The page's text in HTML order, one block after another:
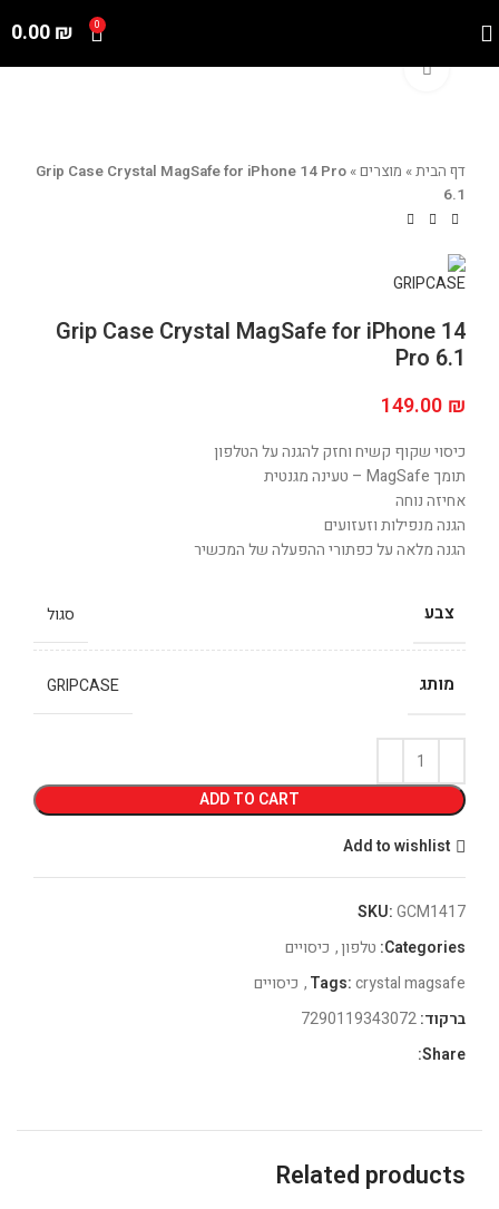
0
0.00₪
Click to enlarge
דף הבית» מוצרים»
Grip Case Crystal MagSafe for iPhone 14 Pro
6.1
Grip Case Crystal MagSafe for iPhone 14
Pro 6.1
149.00 ₪
כיסוי שקוף קשיח וחזק להגנה על הטלפון
תומך MagSafe – טעינה מגנטית
אחיזה נוחה
הגנה מנפילות וזעזועים
הגנה מלאה על כפתורי ההפעלה של המכשיר
צבע סגול
מותג GRIPCASE
ADD TO CART
Add to wishlist
SKU:GCM1417
Categories: טלפון, כיסויים
Tags:crystal magsafe
, כיסויים
ברקוד:
Share:
Related products